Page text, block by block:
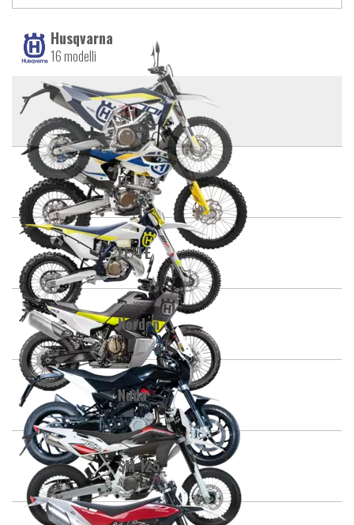
Husqvarna
16 modelli
701
FE
FE/TE
Norden
Nuda
SM 125